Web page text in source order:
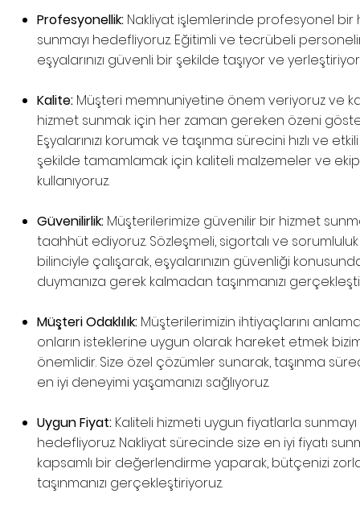
Profesyonellik: Nakliyat işlemlerinde profesyonel bir
sunmayı hedefliyoruz. Eğitimli ve tecrübeli
eşyalarınızı güvenli bir şekilde taşıyor ve
Kalite: Müşteri memnuniyetine önem veriyoruz ve
hizmet sunmak için her zaman gereken özeni
Eşyalarınızı korumak ve taşınma sürecini hızlı ve
şekilde tamamlamak için kaliteli malzemeler ve
kullanıyoruz.
Güvenilirlik: Müşterilerimize güvenilir bir hizmet
taahhüt ediyoruz. Sözleşmeli, sigortalı ve sorumluluk
bilinciyle çalışarak, eşyalarınızın güvenliği
duymanıza gerek kalmadan taşınmanızı
Müşteri Odaklılık: Müşterilerimizin ihtiyaçlarını
onların isteklerine uygun olarak hareket etmek
önemlidir. Size özel çözümler sunarak, taşınma
en iyi deneyimi yaşamanızı sağlıyoruz.
Uygun Fiyat: Kaliteli hizmeti uygun fiyatlarla sunmayı
hedefliyoruz. Nakliyat sürecinde size en iyi fiyatı
kapsamlı bir değerlendirme yaparak, bütçenizi
taşınmanızı gerçekleştiriyoruz.